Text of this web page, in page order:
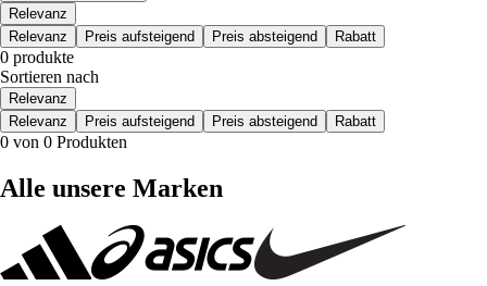
Relevanz
Relevanz
Preis aufsteigend Preis absteigend Rabatt
0 produkte
Sortieren nach
Relevanz
Relevanz
Preis aufsteigend Preis absteigend Rabatt
0 von 0 Produkten
Alle unsere Marken